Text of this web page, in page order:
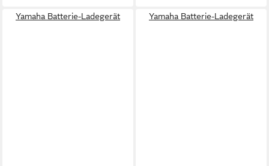
Yamaha Batterie-Ladegerät Yamaha Batterie-Ladegerät